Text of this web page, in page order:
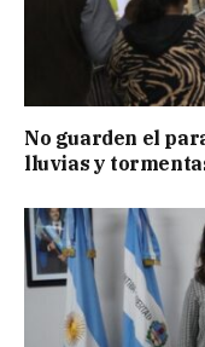
No guarden el
lluvias y